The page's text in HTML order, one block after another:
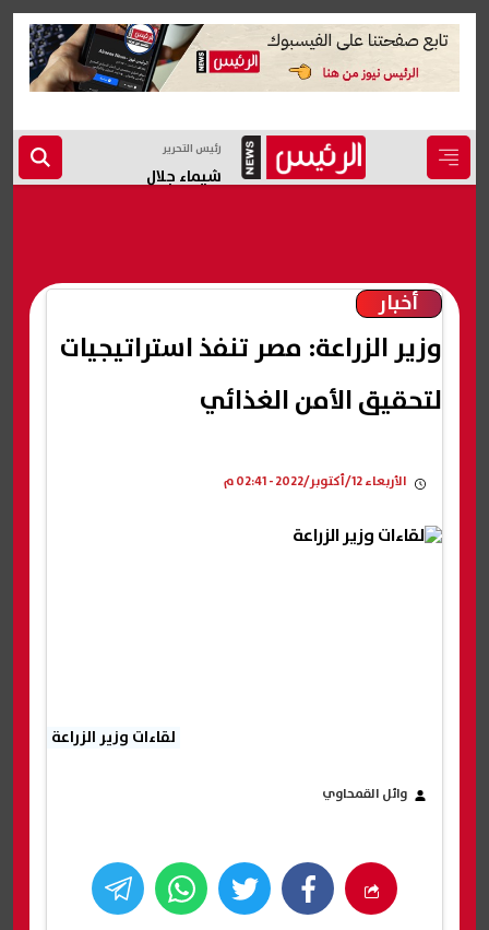
رئيس التحرير
شيماء جلال
أخبار
وزير الزراعة: مصر تنفذ استراتيجيات
لتحقيق الأمن الغذائي
الأربعاء 12/أكتوبر/2022 - 02:41 م
لقاءات وزير الزراعة
وائل القمحاوي